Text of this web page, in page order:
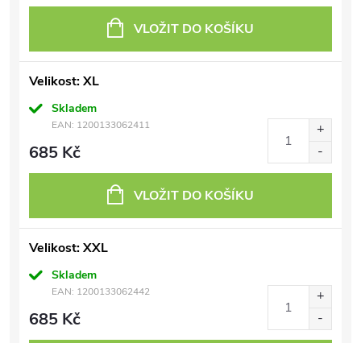
VLOŽIT DO KOŠÍKU
Velikost: XL
Skladem
EAN: 1200133062411
685 Kč
VLOŽIT DO KOŠÍKU
Velikost: XXL
Skladem
EAN: 1200133062442
685 Kč